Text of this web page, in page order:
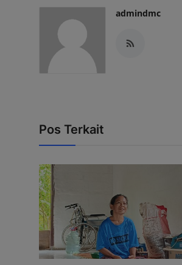
admindmc
Pos Terkait